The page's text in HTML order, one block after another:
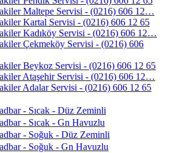
Maltepe Servisi - (0216) 606 12…
Kartal Servisi - (0216) 606 12 65
Kadıköy Servisi - (0216) 606 12…
Çekmeköy Servisi - (0216) 606
Beykoz Servisi - (0216) 606 12 65
Ataşehir Servisi - (0216) 606 12…
Adalar Servisi - (0216) 606 12 65
- Sıcak - Düz Zeminli
- Sıcak - Gn Havuzlu
- Soğuk - Düz Zeminli
- Soğuk - Gn Havuzlu